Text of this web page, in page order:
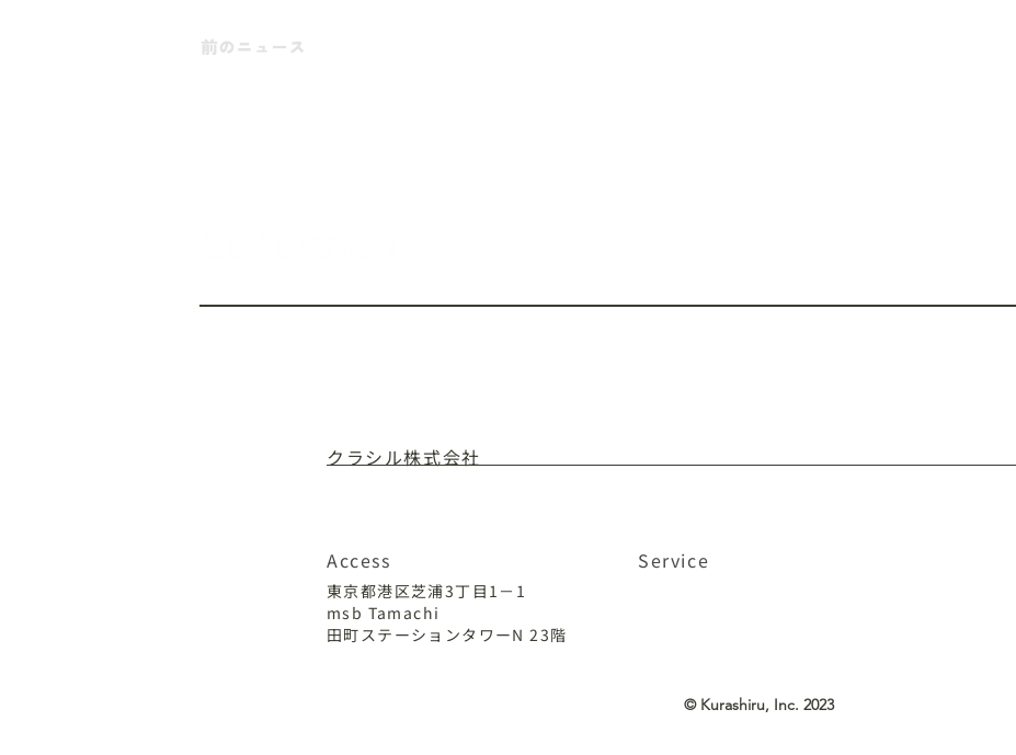
前のニュース
クラシル株式会社
Access
東京都港区芝浦3丁目1－1
msb Tamachi
田町ステーションタワーN 23階
Service
© Kurashiru, Inc. 2023